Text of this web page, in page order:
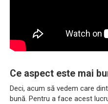
Ce aspect este mai
Deci, acum să vedem care
bună. Pentru a face acest